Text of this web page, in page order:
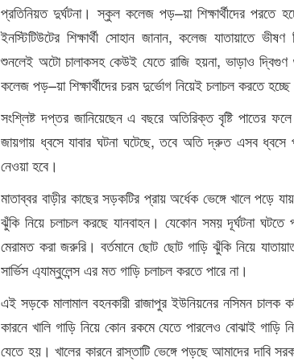
প্রতিনিয়ত দুর্ঘটনা। স্কুল কলেজ পড়–য়া শিক্ষার্থীদের পরতে
ইনস্টিটিউটের শিক্ষার্থী সোহান জানান, কলেজ যাতায়াতে
শুনলেই অটো চালাকসহ কেউই যেতে রাজি হয়না, ভাড়াও
কলেজ পড়–য়া শিক্ষার্থীদের চরম দুর্ভোগ নিয়েই চলাচল করতে
সংশ্লিষ্ট দপ্তর জানিয়েছেন এ বছরে অতিরিক্ত বৃষ্টি পাতের
জায়গায় ধ্বসে যাবার ঘটনা ঘটেছে, তবে অতি দ্রুত এসব
নেওয়া হবে।
মাতাব্বর বাড়ীর কাছের সড়কটির প্রায় অর্ধেক ভেঙ্গে খালে
ঝুঁকি নিয়ে চলাচল করছে যানবাহন। যেকোন সময় দূর্ঘটনা
মেরামত করা জরুরি। বর্তমানে ছোট ছোট গাড়ি ঝুঁকি নিয়ে
সার্ভিস এ্যাম্বুলেন্স এর মত গাড়ি চলাচল করতে পারে না।
এই সড়কে মালামাল বহনকারী রাজাপুর ইউনিয়নের নসিমন চালক
কারনে খালি গাড়ি নিয়ে কোন রকমে যেতে পারলেও বোঝাই গাড়ি
যেতে হয়। খালের কারনে রাস্তাটি ভেঙ্গে পড়ছে আমাদের দাবি